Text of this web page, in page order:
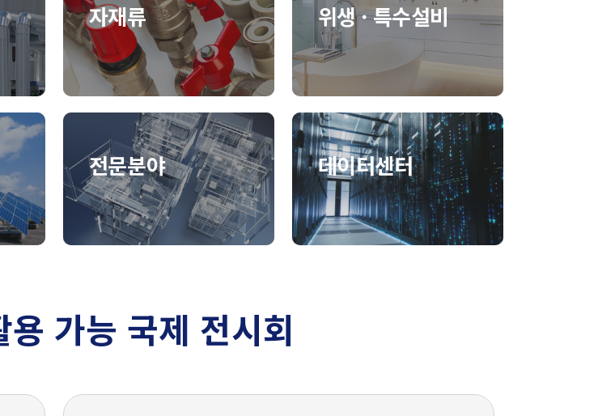
자재류 위생 · 특수설비
전문분야 데이터센터
가능 국제 전시회